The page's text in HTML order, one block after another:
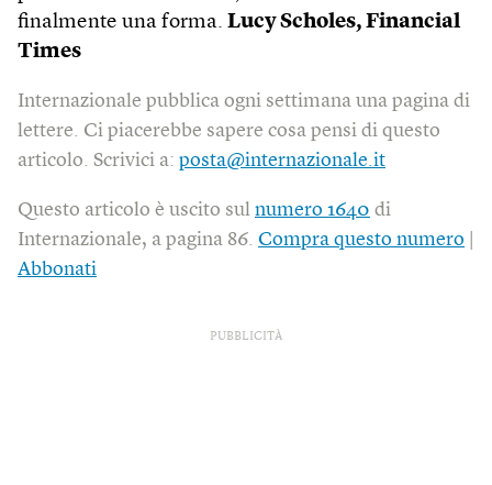
finalmente una forma. Lucy Scholes, Financial
Times
Internazionale pubblica ogni settimana una pagina di
lettere. Ci piacerebbe sapere cosa pensi di questo
articolo. Scrivici a: posta@internazionale.it
Questo articolo è uscito sul numero 1640 di
Internazionale, a pagina 86. Compra questo numero
Abbonati
PUBBLICITÀ